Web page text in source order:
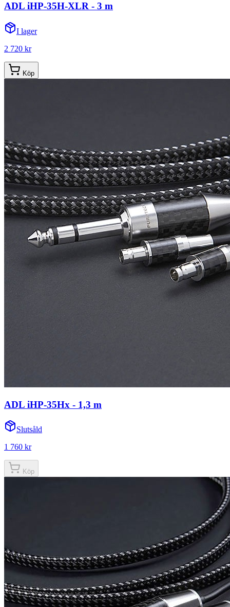
ADL iHP-35H-XLR - 3 m
I lager
2 720 kr
Köp
ADL iHP-35Hx - 1,3 m
Slutsåld
1 760 kr
Köp